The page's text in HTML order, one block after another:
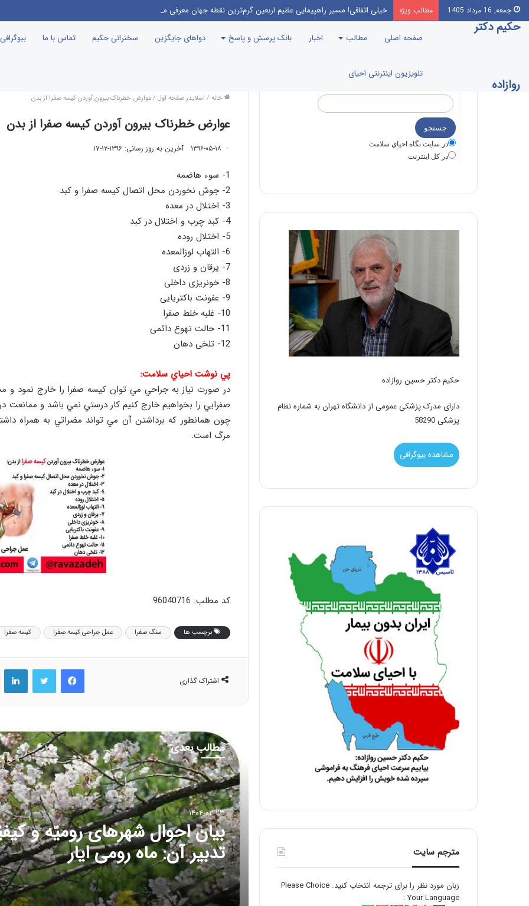
جمعه, 16 مرداد 1405 مطالب ویژه خیلی اتفاقی! مسیر راهپیمایی عظیم اربعین گرم‌ترین نقطه جهان معرفی می‌شود!
حکیم دکتر
روازاده
صفحه اصلی مطالب اخبار بانک پرسش و پاسخ دواهای جایگزین سخنرانی حکیم تماس با ما
تلویزیون اینترنتی احیای
خانه / اسلایدر صفحه اول /عوارض خطرناک بیرون آوردن کیسه صفرا از بدن
عوارض خطرناک بیرون آوردن کیسه صفرا از بدن
۱۳۹۶-۰۵-۱۸ آخرین به روز رسانی: ۱۳۹۶-۱۲-۱۷
1- سوء هاضمه
2- جوش نخوردن محل اتصال کیسه صفرا و کبد
3- اختلال در معده
4- کبد چرب و اختلال در کبد
5- اختلال روده
6- التهاب لوزالمعده
7- یرقان و زردی
8- خونریزی داخلی
9- عفونت باکتریایی
10- غلبه خلط صفرا
11- حالت تهوع دائمی
12- تلخی دهان
پي نوشت احياي سلامت:
در صورت نياز به جراحي مي توان كيسه صفرا را خارج نمود و
صفرايي را بخواهيم خارج كنيم كار درستي نمي باشد و
چون همانطور كه برداشتن آن مي تواند مضراتي به همراه
مرگ است.
کد مطلب: 96040716
برچسب ها سنگ صفرا عمل جراحی کیسه صفرا کیسه صفرا
اشتراک گذاری
فیس بوک
مطالب بعدی
۱۴۰۴-۰۲-۲۳
بیان احوال شهرهای رومیّه و
تدبیر آن: ماه رومی ایار
در سايت نگاه احياي سلامت
در كل اينترنت
حکیم دکتر حسین روازاده
دارای مدرک پزشکی عمومی از دانشگاه تهران به شماره نظام
پزشکی 58290
مشاهده بیوگرافی
مترجم سایت
زبان مورد نظر را برای ترجمه انتخاب کنید. Please Choice
Your Language :